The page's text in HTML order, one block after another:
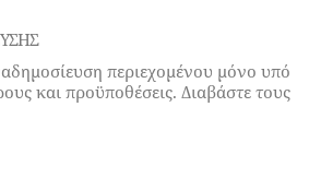
περιεχομένου μόνο υπό
και προϋποθέσεις. Διαβάστε τους